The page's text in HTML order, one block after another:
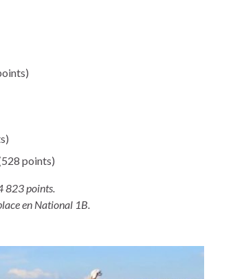
points)
823 points.
en National 1B.